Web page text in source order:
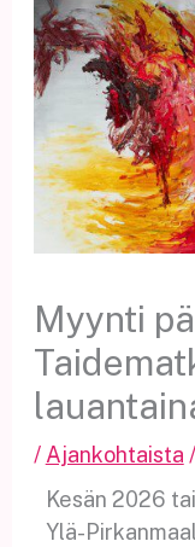
Myynti
/ Ajankohtaista
Kesän 2026
Ylä-